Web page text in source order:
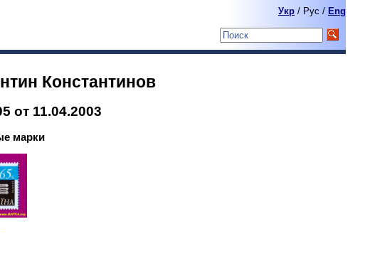
Укр / Pyc / Eng
Константинов
от 11.04.2003
марки